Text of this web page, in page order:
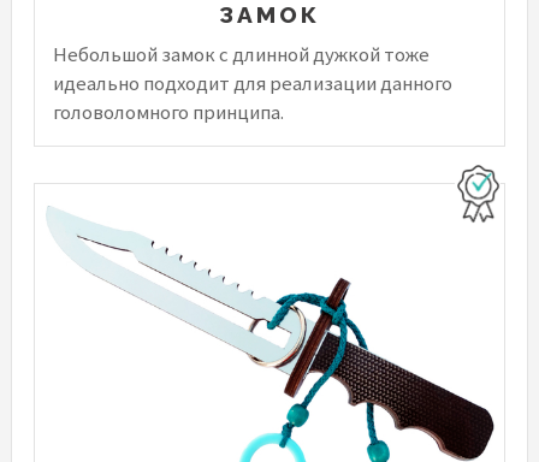
ЗАМОК
Небольшой замок с длинной дужкой тоже
идеально подходит для реализации данного
головоломного принципа.